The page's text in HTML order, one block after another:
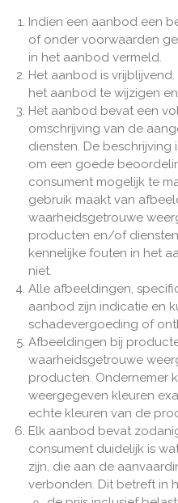
Indien een aanbod een
of onder voorwaarden
in het aanbod vermeld.
Het aanbod is
het aanbod te wijzigen
Het aanbod bevat een
omschrijving van de
diensten. De
om een goede
consument mogelijk te
gebruik maakt van
waarheidsgetrouwe
producten en/of
kennelijke fouten in het
niet.
Alle afbeeldingen,
aanbod zijn indicatie en
schadevergoeding of
Afbeeldingen bij
waarheidsgetrouwe
producten. Ondernemer
weergegeven kleuren
echte kleuren van de
Elk aanbod bevat
consument duidelijk is
zijn, die aan de
verbonden. Dit betreft in